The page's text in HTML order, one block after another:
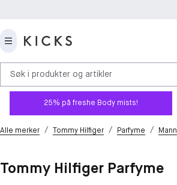
Søk i produkter og artikler
25% på freshe Body mists!
Alle merker / Tommy Hilfiger / Parfyme / Mann
Tommy Hilfiger Parfyme